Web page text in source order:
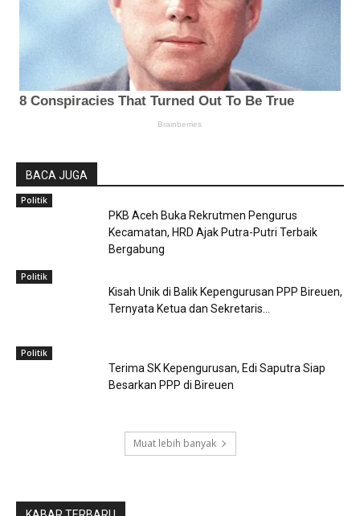
BACA JUGA
Politik
PKB Aceh Buka Rekrutmen Pengurus
Kecamatan, HRD Ajak Putra-Putri Terbaik
Bergabung
Politik
Kisah Unik di Balik Kepengurusan PPP Bireuen,
Ternyata Ketua dan Sekretaris...
Politik
Terima SK Kepengurusan, Edi Saputra Siap
Besarkan PPP di Bireuen
Muat lebih banyak